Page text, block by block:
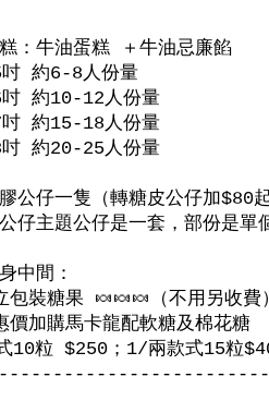
：牛油蛋糕 ＋牛油忌廉餡
約6-8人份量
約10-12人份量
約15-18人份量
約20-25人份量
公仔一隻（轉糖皮公仔加$80
仔主題公仔是一套，部份是單
中間：
包裝糖果 🍬🍬🍬（不用另收
價加購馬卡龍配軟糖及棉花糖
粒 $250；1/兩款式15粒